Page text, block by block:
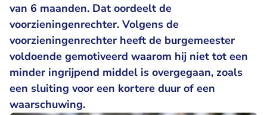
van 6 maanden. Dat oordeelt de
voorzieningenrechter. Volgens de
voorzieningenrechter heeft de burgemeester
voldoende gemotiveerd waarom hij niet tot een
minder ingrijpend middel is overgegaan, zoals
een sluiting voor een kortere duur of een
waarschuwing.